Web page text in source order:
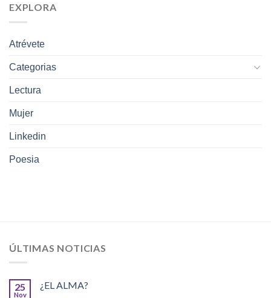
EXPLORA
Atrévete
Categorias
Lectura
Mujer
Linkedin
Poesia
ÚLTIMAS NOTICIAS
25
Nov
¿EL ALMA?